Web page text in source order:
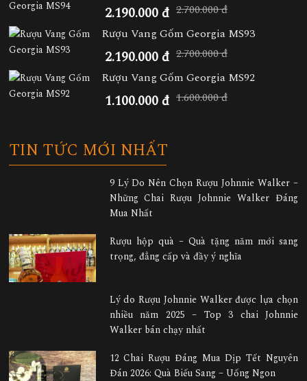
2.190.000 đ 2.700.000 đ
Rượu Vang Gốm Georgia MS93
2.190.000 đ 2.700.000 đ
Rượu Vang Gốm Georgia MS92
1.100.000 đ 1.600.000 đ
TIN TỨC MỚI NHẤT
9 Lý Do Nên Chọn Rượu Johnnie Walker –
Những Chai Rượu Johnnie Walker Đáng
Mua Nhất
Rượu hộp quà – Quà tặng năm mới sang
trọng, đẳng cấp và đầy ý nghĩa
Lý do Rượu Johnnie Walker được lựa chọn
nhiều năm 2025 – Top 3 chai Johnnie
Walker bán chạy nhất
12 Chai Rượu Đáng Mua Dịp Tết Nguyên
Đán 2026: Quà Biếu Sang – Uống Ngon